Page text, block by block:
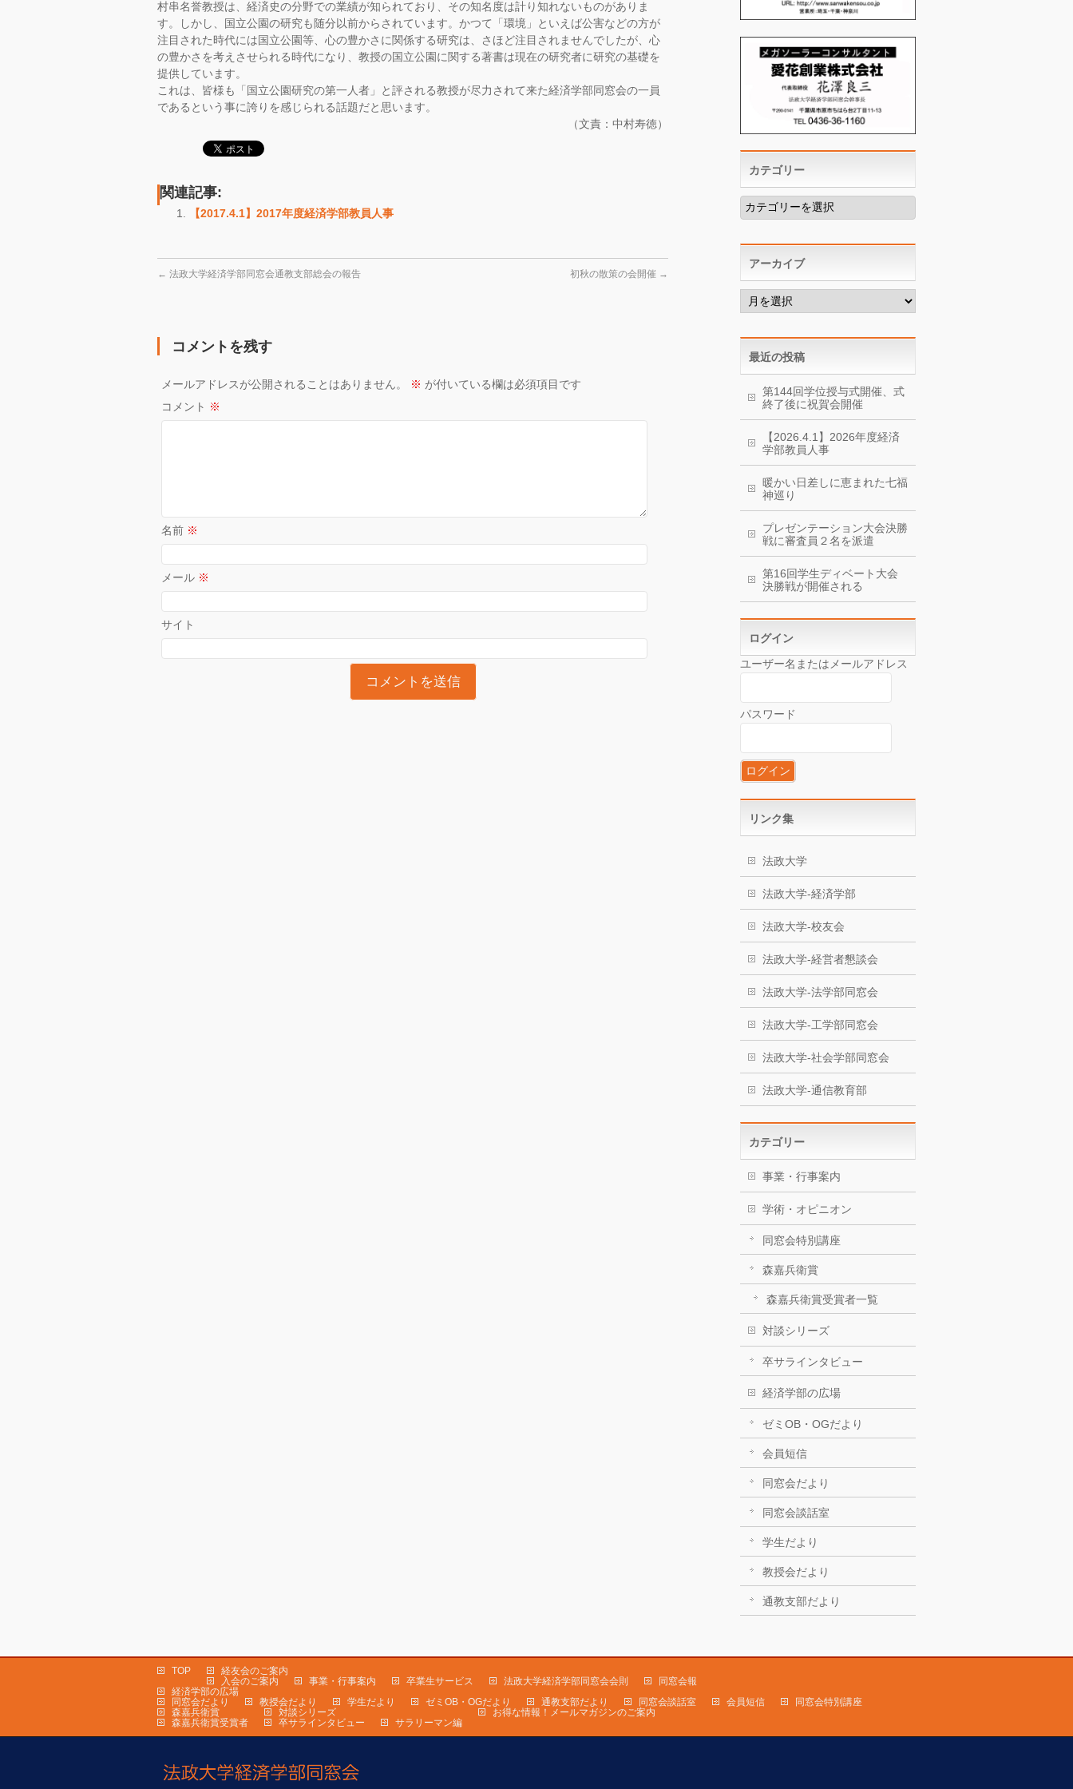
村串名誉教授は、経済史の分野での業績が知られており、 その知名度は計り知れないものがありま
す。しかし、
国立公園の研究も随分以前からされています。かつて「環境」
といえば公害などの方が
注目された時代には国立公園等、 心の豊かさに関係する研究は、さほど注目されませんでしたが、 心
の豊かさを考えさせられる時代になり、 教授の国立公園に関する著書は現在の研究者に研究の基礎を
提供しています。
これは、皆様も「国立公園研究の第一人者」
と評される教授が尽力されて来た経済学部同窓会の一員
であるという事に誇りを感じられる話題だと思います。
（文責： 中村寿徳）
関連記事:
【2017.4.1】2017年度経済学部教員人事
← 法政大学経済学部同窓会通教支部総会の報告 初秋の散策の会開催 →
コメントを残す
メールアドレスが公開されることはありません。 ※ が付いている欄は必須項目です
コメント ※
名前 ※
メール ※
サイト
カテゴリー
カ
テ
リ
ーアーカイブ
ア
ー
イ
ブ最近の投稿
第144回学位授与式開催、式
終了後に祝賀会開催
【2026.4.1】2026年度経済
学部教員人事
暖かい日差しに恵まれた七福
神巡り
プレゼンテーション大会決勝
戦に審査員２名を派遣
第16回学生ディベート大会
決勝戦が開催される
ログイン
ユーザー名またはメールアドレス
パスワード
リンク集
法政大学
法政大学-経済学部
法政大学-校友会
法政大学-経営者懇談会
法政大学-法学部同窓会
法政大学-工学部同窓会
法政大学-社会学部同窓会
法政大学-通信教育部
カテゴリー
事業・行事案内
学術・オピニオン
同窓会特別講座
森嘉兵衛賞
森嘉兵衛賞受賞者一覧
対談シリーズ
卒サラインタビュー
経済学部の広場
ゼミOB・OGだより
会員短信
同窓会だより
同窓会談話室
学生だより
教授会だより
通教支部だより
TOP
経友会のご案内
入会のご案内
事業・行事案内 卒業生サービス 法政大学経済学部同窓会会則
同窓会報
経済学部の広場
同窓会だより
教授会だより 学生だより ゼミOB・OGだより 通教支部だより 同窓会談話室 会員短信
同窓会特別講座
森嘉兵衛賞
森嘉兵衛賞受賞者
対談シリーズ
卒サラインタビュー
サラリーマン編
お得な情報！メールマガジンのご案内